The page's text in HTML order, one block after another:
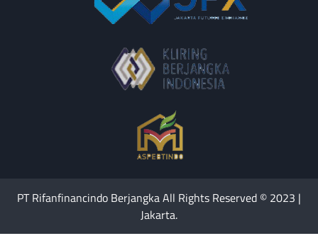
PT Rifanfinancindo Berjangka All Rights Reserved © 2023 |
Jakarta.